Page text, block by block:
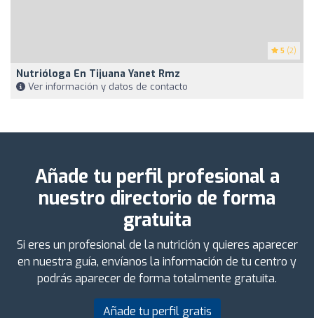
5 (2)
Nutrióloga En Tijuana Yanet Rmz
Ver información y datos de contacto
Añade tu perfil profesional a
nuestro directorio de forma
gratuita
Si eres un profesional de la nutrición y quieres aparecer
en nuestra guía, envíanos la información de tu centro y
podrás aparecer de forma totalmente gratuita.
Añade tu perfil gratis